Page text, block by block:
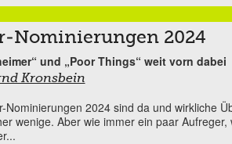
Nominierungen 2024
und „Poor Things“ weit vorn dabei
Kronsbein
Nominierungen 2024 sind da und wirkliche
wenige. Aber wie immer ein paar Aufreger,